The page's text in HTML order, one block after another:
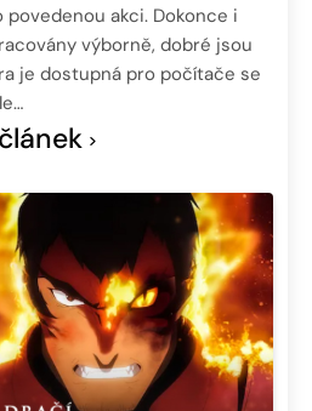
akci. Dokonce i
výborně, dobré jsou
je dostupná pro počítače se